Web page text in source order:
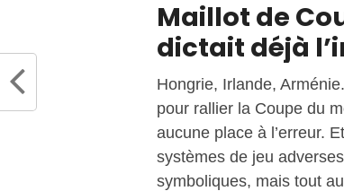
Maillot de
dictait déjà
Hongrie, Irlande,
pour rallier la Coupe du
aucune place à l’erreur.
systèmes de jeu
symboliques, mais tout